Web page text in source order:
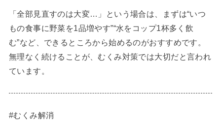
「全部見直すのは大変…」という場合は、まずは“いつ
もの食事に野菜を1品増やす”“水をコップ1杯多く飲
む”など、できるところから始めるのがおすすめです。
無理なく続けることが、むくみ対策では大切だと言われ
ています。
#むくみ解消